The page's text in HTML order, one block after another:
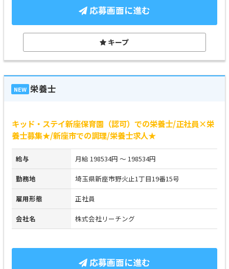
応募画面に進む
キープ
NEW 栄養士
キッド・ステイ新座保育園（認可）での栄養士/正社員×栄
養士募集★/新座市での調理/栄養士求人★
給与 月給 198534円 ～ 198534円
勤務地 埼玉県新座市野火止1丁目19番15号
雇用形態 正社員
会社名 株式会社リーチング
応募画面に進む